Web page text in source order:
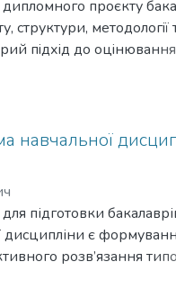
проєкту
структури,
пiдхiд до
прикладна
навчальної
підготовки
є
розв’язання
Навчальна дисципліна